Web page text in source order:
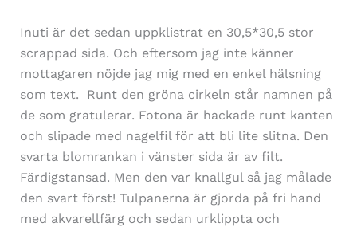
Inuti är det sedan uppklistrat en 30,5*30,5 stor
scrappad sida. Och eftersom jag inte känner
mottagaren nöjde jag mig med en enkel hälsning
som text. Runt den gröna cirkeln står namnen på
de som gratulerar. Fotona är hackade runt kanten
och slipade med nagelfil för att bli lite slitna. Den
svarta blomrankan i vänster sida är av filt.
Färdigstansad. Men den var knallgul så jag målade
den svart först! Tulpanerna är gjorda på fri hand
med akvarellfärg och sedan urklippta och